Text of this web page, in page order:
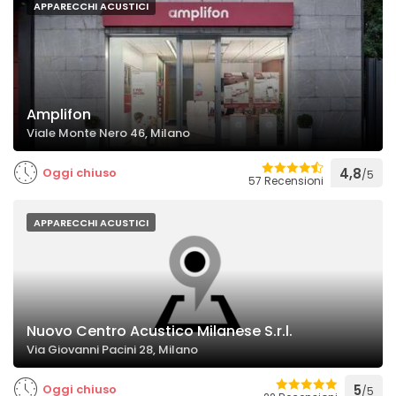
APPARECCHI ACUSTICI
Amplifon
Viale Monte Nero 46, Milano
Oggi chiuso 57 Recensioni 4,8/5
APPARECCHI ACUSTICI
Nuovo Centro Acustico Milanese S.r.l.
Via Giovanni Pacini 28, Milano
Oggi chiuso 5/5